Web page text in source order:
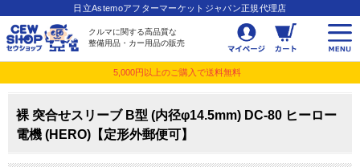
日立Astemoアフターマーケットジャパン正規代理店
クルマに関する高品質な
整備用品・カー用品の販売
5,000円以上のご購入で送料無料
裸 突合せスリーブ B型 (内径φ14.5mm) DC-80 ヒーロー
電機 (HERO)【定形外郵便可】